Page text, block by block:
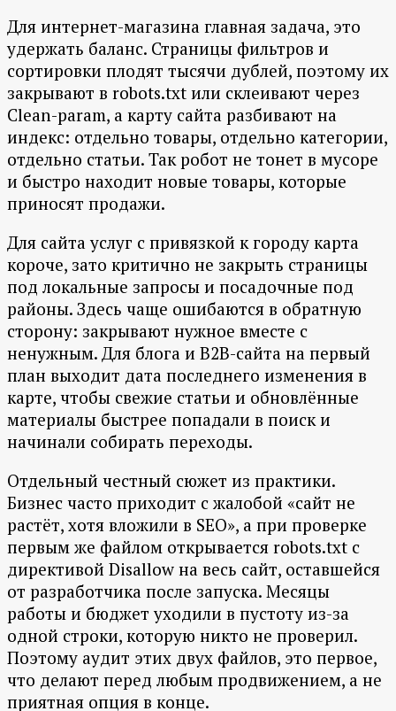
Для интернет-магазина главная задача, это
удержать баланс. Страницы фильтров и
сортировки плодят тысячи дублей, поэтому их
закрывают в robots.txt или склеивают через
Clean-param, а карту сайта разбивают на
индекс: отдельно товары, отдельно категории,
отдельно статьи. Так робот не тонет в мусоре
и быстро находит новые товары, которые
приносят продажи.
Для сайта услуг с привязкой к городу карта
короче, зато критично не закрыть страницы
под локальные запросы и посадочные под
районы. Здесь чаще ошибаются в обратную
сторону: закрывают нужное вместе с
ненужным. Для блога и B2B-сайта на первый
план выходит дата последнего изменения в
карте, чтобы свежие статьи и обновлённые
материалы быстрее попадали в поиск и
начинали собирать переходы.
Отдельный честный сюжет из практики.
Бизнес часто приходит с жалобой «сайт не
растёт, хотя вложили в SEO», а при проверке
первым же файлом открывается robots.txt с
директивой Disallow на весь сайт, оставшейся
от разработчика после запуска. Месяцы
работы и бюджет уходили в пустоту из-за
одной строки, которую никто не проверил.
Поэтому аудит этих двух файлов, это первое,
что делают перед любым продвижением, а не
приятная опция в конце.